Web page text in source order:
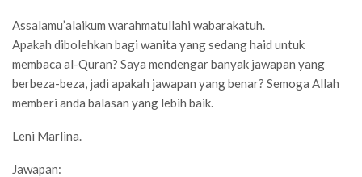
Assalamu’alaikum warahmatullahi wabarakatuh.
Apakah dibolehkan bagi wanita yang sedang haid untuk
membaca al-Quran? Saya mendengar banyak jawapan yang
berbeza-beza, jadi apakah jawapan yang benar? Semoga Allah
memberi anda balasan yang lebih baik.
Leni Marlina.
Jawapan: